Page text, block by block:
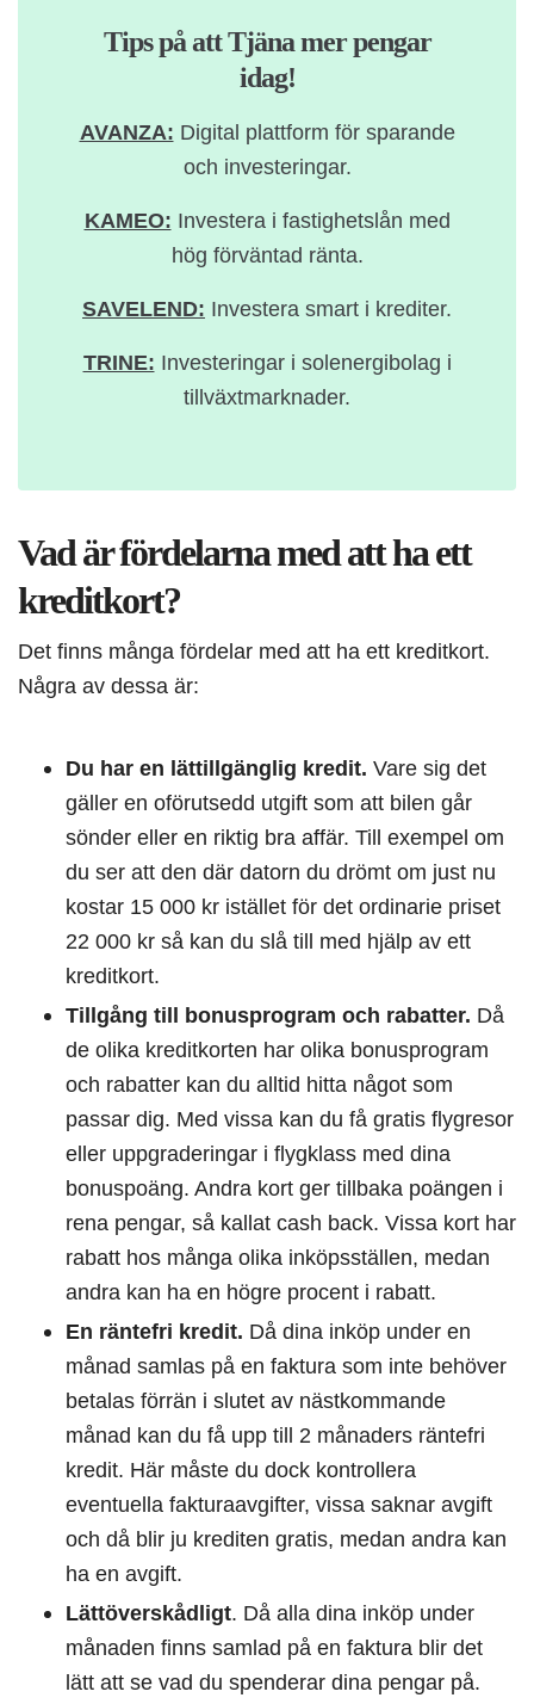
Tips på att Tjäna mer pengar
idag!
AVANZA: Digital plattform för sparande
och investeringar.
KAMEO: Investera i fastighetslån med
hög förväntad ränta.
SAVELEND: Investera smart i krediter.
TRINE: Investeringar i solenergibolag i
tillväxtmarknader.
Vad är fördelarna med att ha ett
kreditkort?
Det finns många fördelar med att ha ett kreditkort.
Några av dessa är:
Du har en lättillgänglig kredit. Vare sig det
gäller en oförutsedd utgift som att bilen går
sönder eller en riktig bra affär. Till exempel om
du ser att den där datorn du drömt om just nu
kostar 15 000 kr istället för det ordinarie priset
22 000 kr så kan du slå till med hjälp av ett
kreditkort.
Tillgång till bonusprogram och rabatter. Då
de olika kreditkorten har olika bonusprogram
och rabatter kan du alltid hitta något som
passar dig. Med vissa kan du få gratis flygresor
eller uppgraderingar i flygklass med dina
bonuspoäng. Andra kort ger tillbaka poängen i
rena pengar, så kallat cash back. Vissa kort har
rabatt hos många olika inköpsställen, medan
andra kan ha en högre procent i rabatt.
En räntefri kredit. Då dina inköp under en
månad samlas på en faktura som inte behöver
betalas förrän i slutet av nästkommande
månad kan du få upp till 2 månaders räntefri
kredit. Här måste du dock kontrollera
eventuella fakturaavgifter, vissa saknar avgift
och då blir ju krediten gratis, medan andra kan
ha en avgift.
Lättöverskådligt. Då alla dina inköp under
månaden finns samlad på en faktura blir det
lätt att se vad du spenderar dina pengar på.